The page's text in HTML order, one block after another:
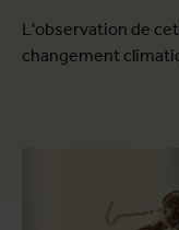
L'observation de
changement